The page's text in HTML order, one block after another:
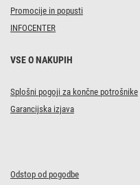
Promocije in popusti
INFOCENTER
VSE O NAKUPIH
Splošni pogoji za končne potrošnike
Garancijska izjava
Odstop od pogodbe